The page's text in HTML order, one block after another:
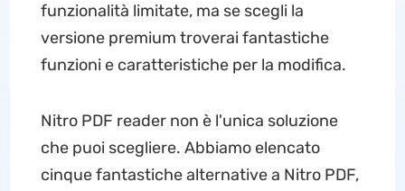
funzionalità limitate, ma se scegli la
versione premium troverai fantastiche
funzioni e caratteristiche per la modifica.
Nitro PDF reader non è l'unica soluzione
che puoi scegliere. Abbiamo elencato
cinque fantastiche alternative a Nitro PDF,